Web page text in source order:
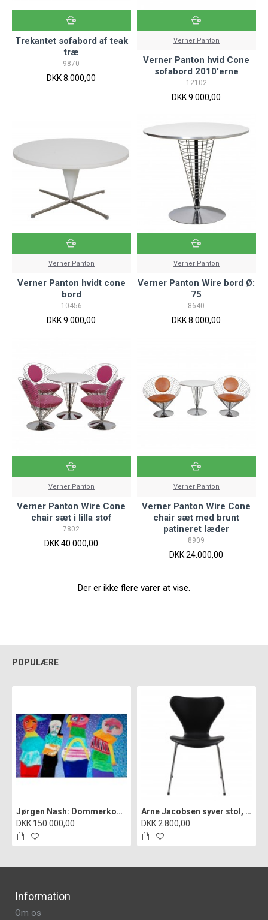
Trekantet sofabord af teak
træ
9870
DKK 8.000,00
Verner Panton
Verner Panton hvid Cone
sofabord 2010'erne
12102
DKK 9.000,00
Verner Panton
Verner Panton hvidt cone
bord
10456
DKK 9.000,00
Verner Panton
Verner Panton Wire bord Ø:
75
8640
DKK 8.000,00
Verner Panton
Verner Panton Wire Cone
chair sæt i lilla stof
7802
DKK 40.000,00
Verner Panton
Verner Panton Wire Cone
chair sæt med brunt
patineret læder
8909
DKK 24.000,00
Der er ikke flere varer at vise.
POPULÆRE
Jørgen Nash: Dommerkomiteen i Statens hemmelige kunstfond", cd
DKK 150.000,00
Arne Jacobsen syver stol, 3107, nypolstret i sort classic læder
DKK 2.800,00
Information
Om os